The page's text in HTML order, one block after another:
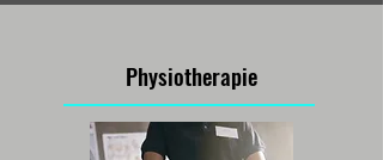
Physiotherapie